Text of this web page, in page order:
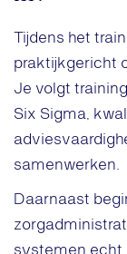
Tijdens het
praktijkgericht
Je volgt
Six Sigma,
samenwerken.
Daarnaast
systemen echt